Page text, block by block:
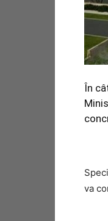
În
va